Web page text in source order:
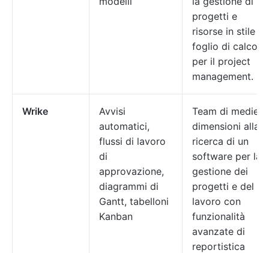
progetti e
risorse in stile
foglio di calcolo
per il project
management.
Wrike
Avvisi
automatici,
flussi di lavoro
di
approvazione,
diagrammi di
Gantt, tabelloni
Kanban
Team di medie
dimensioni alla
ricerca di un
software per la
gestione dei
progetti e del
lavoro con
funzionalità
avanzate di
reportistica